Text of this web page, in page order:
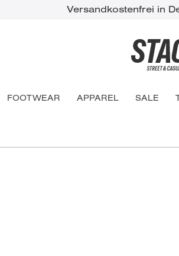
Versandkostenfrei in
FOOTWEAR APPAREL SALE